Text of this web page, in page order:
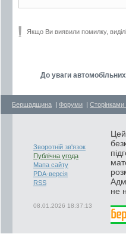
Якщо Ви виявили помилку,
До уваги
Бершадщина | Форуми | Сторінками
Зворотній зв'язок
Публічна угода
Мапа сайту
PDA-версія
RSS
08.01.2026 18:37:13
не